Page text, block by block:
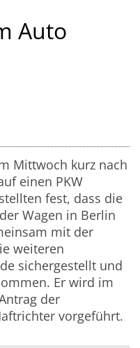
Auto
Mittwoch kurz nach
einen PKW
fest, dass die
Wagen in Berlin
mit der
weiteren
sichergestellt und
Er wird im
der
vorgeführt.